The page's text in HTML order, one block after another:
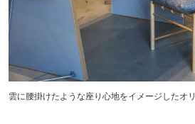
雲に腰掛けたような座り心地をイメージしたオ